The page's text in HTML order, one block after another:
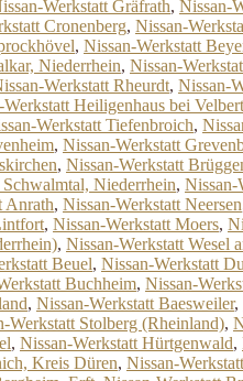
Werkstatt Gräfrath, Nissan-
Cronenberg, Nissan-
, Nissan-Werkstatt
Niederrhein, Nissan-
Werkstatt Rheurdt, Nissan-
Werkstatt Heiligenhaus bei Velbert
Werkstatt Tiefenbroich,
, Nissan-Werkstatt
, Nissan-Werkstatt
Niederrhein, Nissan-
Anrath, Nissan-Werkstatt Neersen
, Nissan-Werkstatt Moers,
, Nissan-Werkstatt Wesel
Beuel, Nissan-Werkstatt
Buchheim, Nissan-
, Nissan-Werkstatt Baesweiler,
Werkstatt Stolberg (Rheinland),
, Nissan-Werkstatt Hürtgenwald,
Kreis Düren, Nissan-